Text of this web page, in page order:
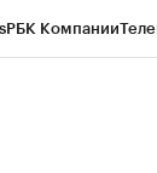
РБК Компании